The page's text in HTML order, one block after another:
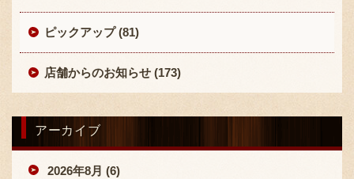
ピックアップ (81)
店舗からのお知らせ (173)
アーカイブ
2026年8月 (6)